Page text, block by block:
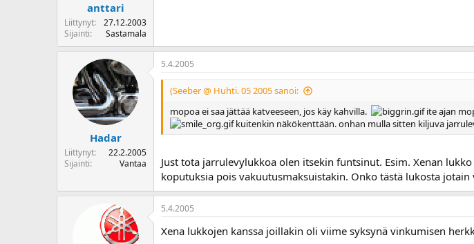
anttari
Liittynyt
27.12.2003
Sijainti
Sastamala
Hadar
Liittynyt
22.2.2005
Sijainti
Vantaa
5.4.2005
(Seeber @ Huhti. 05 2005 sanoi:
mopoa ei saa jättää katveeseen, jos käy kahvilla.
ite ajan
kuitenkin näkökenttään. onhan mulla sitten kiljuva
Just tota jarrulevylukkoa olen itsekin funtsinut. Esim. Xenan
koputuksia pois vakuutusmaksuistakin. Onko tästä lukosta
5.4.2005
Xena lukkojen kanssa joillakin oli viime syksynä vinkumisen